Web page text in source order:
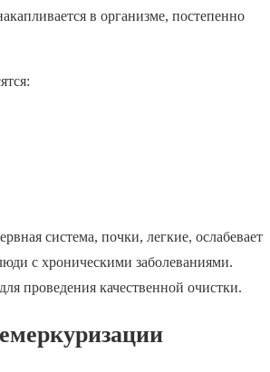
в организме, постепенно
система, почки, легкие, ослабевает
с хроническими заболеваниями.
проведения качественной очистки.